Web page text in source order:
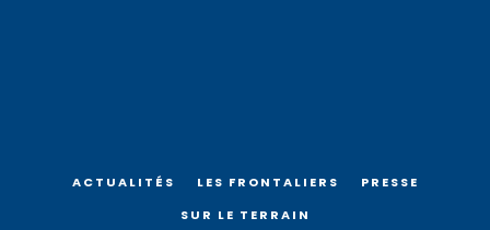
ACTUALITÉS LES FRONTALIERS
PRESSE
SUR LE TERRAIN